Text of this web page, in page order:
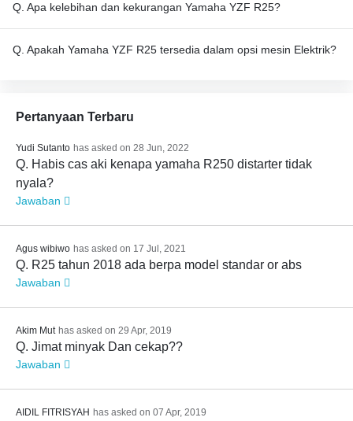
Q. Apa kelebihan dan kekurangan Yamaha YZF R25?
Q. Apakah Yamaha YZF R25 tersedia dalam opsi mesin Elektrik?
Pertanyaan Terbaru
Yudi Sutanto has asked on 28 Jun, 2022
Q. Habis cas aki kenapa yamaha R250 distarter tidak
nyala?
Jawaban
Agus wibiwo has asked on 17 Jul, 2021
Q. R25 tahun 2018 ada berpa model standar or abs
Jawaban
Akim Mut has asked on 29 Apr, 2019
Q. Jimat minyak Dan cekap??
Jawaban
AIDIL FITRISYAH has asked on 07 Apr, 2019